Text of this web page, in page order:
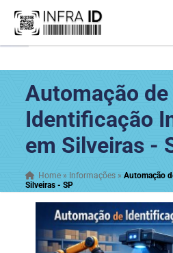
Automação de
Identificação
em Silveiras -
Home » Informações »Automação
Silveiras - SP